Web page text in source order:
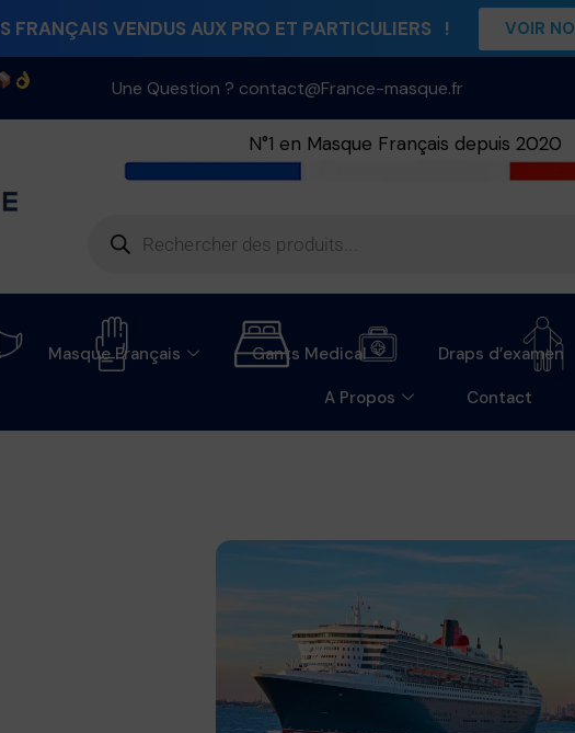
FRANÇAIS VENDUS AUX PRO ET PARTICULIERS ! VOIR
Une Question ? contact@France-masque.fr
N°1 en Masque Français depuis 2020
Masque Français Gants Medical Draps d’examen
A Propos
Contact